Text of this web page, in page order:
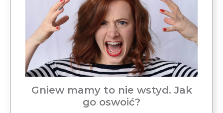
Gniew mamy to nie wstyd. Jak
go oswoić?